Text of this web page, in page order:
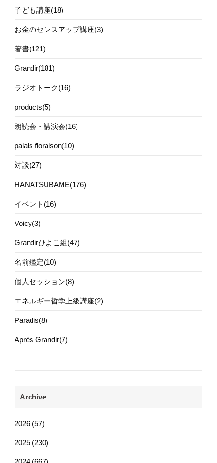
子ども講座(18)
お金のセンスアップ講座(3)
著書(121)
Grandir(181)
ラジオトーク(16)
products(5)
朗読会・講演会(16)
palais floraison(10)
対談(27)
HANATSUBAME(176)
イベント(16)
Voicy(3)
Grandirひよこ組(47)
名前鑑定(10)
個人セッション(8)
エネルギー哲学上級講座(2)
Paradis(8)
Après Grandir(7)
Archive
2026 (57)
2025 (230)
2024 (667)